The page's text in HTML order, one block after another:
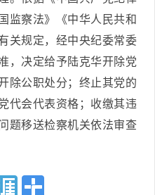
监察法》《中华人民共和
关规定，经中央纪委常委
，决定给予陆克华开除党
除公职处分；终止其党的
代会代表资格；收缴其违
题移送检察机关依法审查